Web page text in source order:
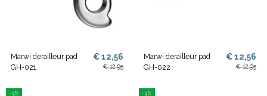
Marwi derailleur pad
GH-021
€ 12,56
€ 12,95
Marwi derailleur pad
GH-022
€ 12,56
€ 12,95
-3% -3%